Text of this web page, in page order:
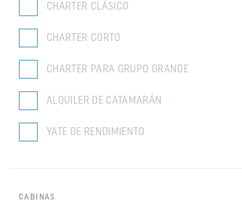
CHARTER CLÁSICO
CHARTER CORTO
CHARTER PARA GRUPO GRANDE
ALQUILER DE CATAMARÁN
YATE DE RENDIMIENTO
CABINAS